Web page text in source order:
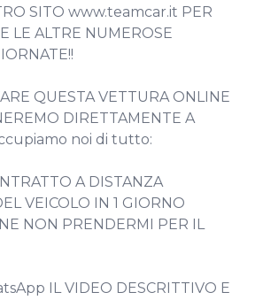
SITO www.teamcar.it PER
LE ALTRE NUMEROSE
QUESTA VETTURA ONLINE
DIRETTAMENTE A
noi di tutto:
A DISTANZA
VEICOLO IN 1 GIORNO
NON PRENDERMI PER IL
IL VIDEO DESCRITTIVO E